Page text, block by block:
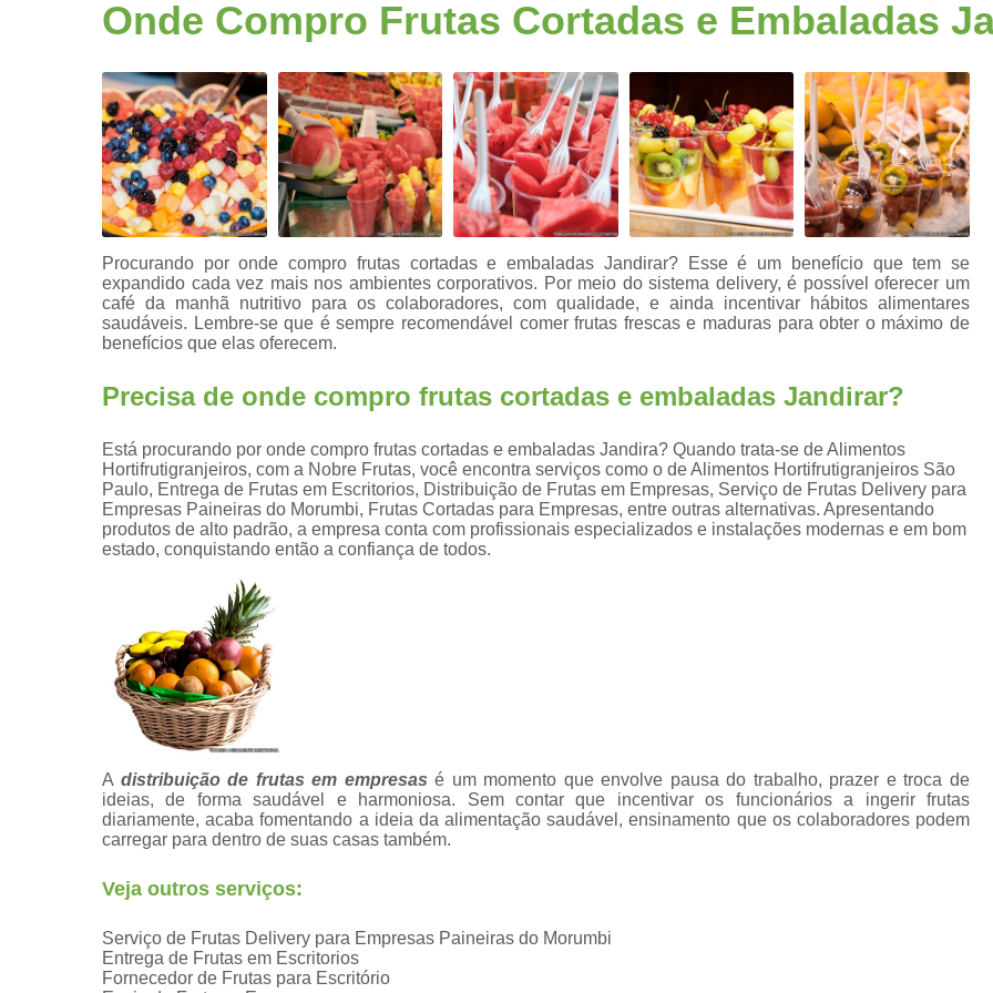
Fruta
higienizada
empresas
Frutas
congeladas
Frutas
cortadas
Frutas
processadas
Kit lanche
Potes de
Saladas de
frutas para
Fornecimento de Frutas para Escritórios
Frutas Selecionadas
Serviço de Delivery de Frutas
Entrega de Frutas e Verduras
Entrega de Frutas em Escritorios
Entrega de Frutas no Trabalho
Entrega de Frutas Processadas
Delivery de Frutas para Empresas Santos
Entrega de Frutas
Entrega de Frutas
Entrega Diária de
Entrega Semanal de
Fornecimento de
Fornecimento de
Fornecimento Semanal
Serviço de Frutas para Empresas
Entrega de Frutas para Escritório
Serviço de Delivery de Fruta em Escritorios
Onde Compro Frutas Cortadas e Embaladas
Procurando por onde compro frutas cortadas e embaladas Jandirar? Esse é um benefício que tem se
expandido cada vez mais nos ambientes corporativos. Por meio do sistema delivery, é possível oferecer um
café da manhã nutritivo para os colaboradores, com qualidade, e ainda incentivar hábitos alimentares
saudáveis. Lembre-se que é sempre recomendável comer frutas frescas e maduras para obter o máximo de
benefícios que elas oferecem.
Precisa de onde compro frutas cortadas e embaladas Jandirar?
Está procurando por onde compro frutas cortadas e embaladas Jandira? Quando trata-se de Alimentos
Hortifrutigranjeiros, com a Nobre Frutas, você encontra serviços como o de Alimentos Hortifrutigranjeiros São
Paulo, Entrega de Frutas em Escritorios, Distribuição de Frutas em Empresas, Serviço de Frutas Delivery para
Empresas Paineiras do Morumbi, Frutas Cortadas para Empresas, entre outras alternativas. Apresentando
produtos de alto padrão, a empresa conta com profissionais especializados e instalações modernas e em bom
estado, conquistando então a confiança de todos.
A distribuição de frutas em empresas é um momento que envolve pausa do trabalho, prazer e troca de
ideias, de forma saudável e harmoniosa. Sem contar que incentivar os funcionários a ingerir frutas
diariamente, acaba fomentando a ideia da alimentação saudável, ensinamento que os colaboradores podem
carregar para dentro de suas casas também.
Veja outros serviços:
Serviço de Frutas Delivery para Empresas Paineiras do Morumbi
Entrega de Frutas em Escritorios
Fornecedor de Frutas para Escritório